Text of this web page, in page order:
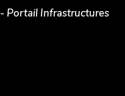
Portail Infrastructures